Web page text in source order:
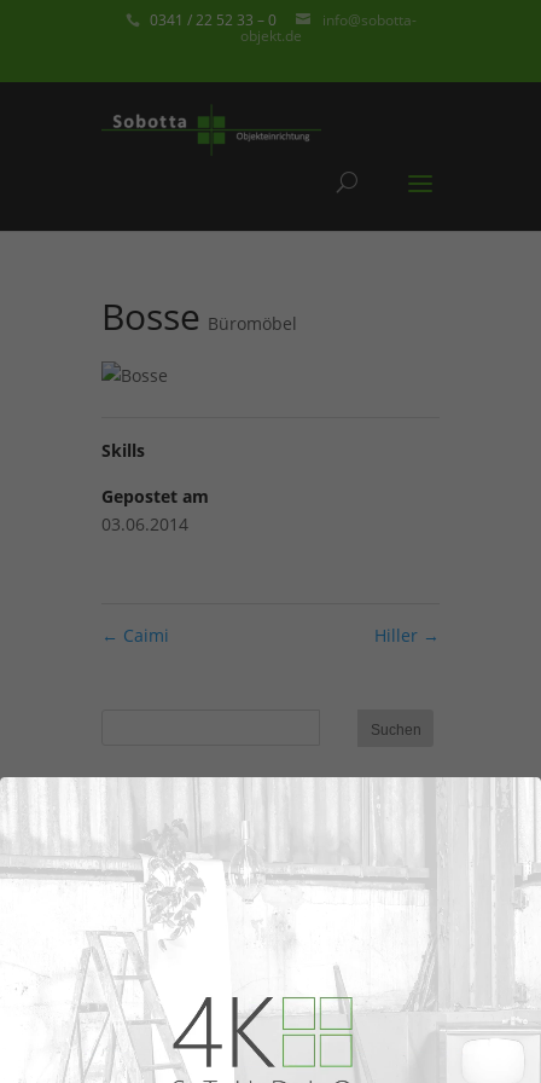
0341 / 22 52 33 – 0 info@sobotta-
objekt.de
Bosse Büromöbel
Skills
Gepostet am
03.06.2014
← Caimi Hiller →
Archiv
Kategorien
Keine Kategorien
Meta
Anmelden